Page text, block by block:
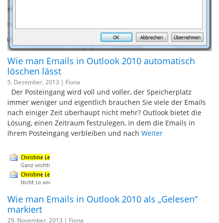
Wie man Emails in Outlook 2010 automatisch
löschen lässt
5. Dezember, 2013 | Fiona
Der Posteingang wird voll und voller, der Speicherplatz
immer weniger und eigentlich brauchen Sie viele der Emails
nach einiger Zeit überhaupt nicht mehr? Outlook bietet die
Lösung, einen Zeitraum festzulegen, in dem die Emails in
Ihrem Posteingang verbleiben und nach Weiter
Wie man Emails in Outlook 2010 als „Gelesen“
markiert
29. November, 2013 | Fiona